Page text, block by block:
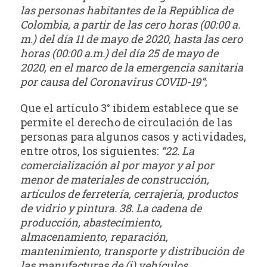
las personas habitantes de la República de
Colombia, a partir de las cero horas (00:00 a.
m.) del día 11 de mayo de 2020, hasta las cero
horas (00:00 a.m.) del día 25 de mayo de
2020, en el marco de la emergencia sanitaria
por causa del Coronavirus COVID-19”;
Que el artículo 3° ibidem establece que se
permite el derecho de circulación de las
personas para algunos casos y actividades,
entre otros, los siguientes: “22. La
comercialización al por mayor y al por
menor de materiales de construcción,
artículos de ferretería, cerrajería, productos
de vidrio y pintura. 38. La cadena de
producción, abastecimiento,
almacenamiento, reparación,
mantenimiento, transporte y distribución de